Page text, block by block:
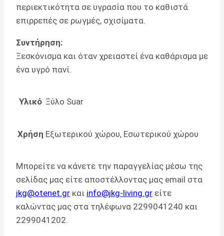
περιεκτικότητα σε υγρασία που το καθιστά
επιρρεπές σε ρωγμές, σχισίματα.
Συντήρηση:
Ξεσκόνισμα και όταν χρειαστεί ένα καθάρισμα με
ένα υγρό πανί.
Υλικό Ξύλο Suar
Χρήση Εξωτερικού χώρου, Εσωτερικού χώρου
Μπορείτε να κάνετε την παραγγελίας μέσω της
σελίδας μας είτε αποστέλλοντας μας email στα
jkg@otenet.gr και info@jkg-living.gr είτε
καλώντας μας στα τηλέφωνα 2299041240 και
2299041202.